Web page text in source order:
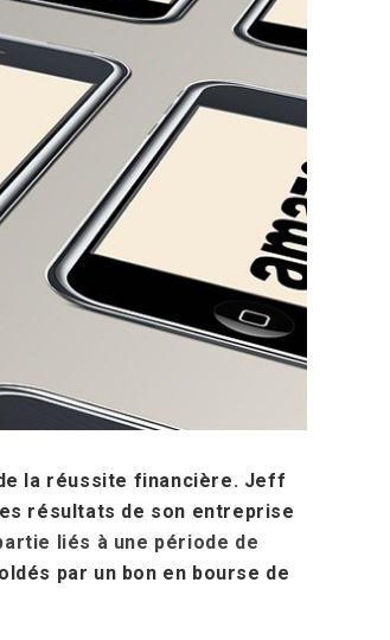
la réussite financière. Jeff
résultats de son entreprise
liés à une période de
par un bon en bourse de